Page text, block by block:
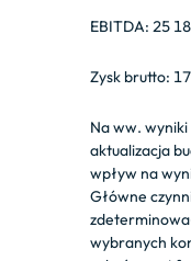
EBITDA: 25
Zysk brutto:
Na ww.
aktualizacja
wpływ na
Główne
wybranych